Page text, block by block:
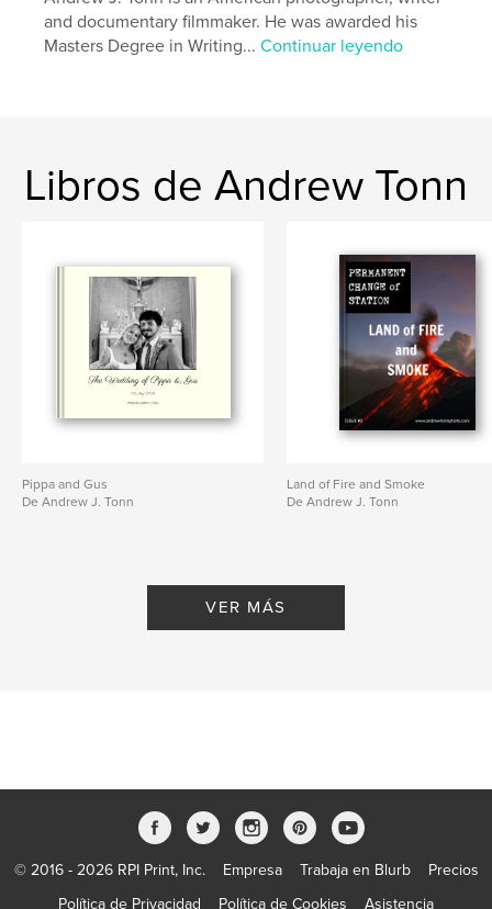
and documentary filmmaker. He was awarded his
Masters Degree in Writing...Continuar leyendo
Libros de Andrew Tonn
Pippa and Gus
De Andrew J. Tonn
Land of Fire and Smoke
De Andrew J. Tonn
VER MÁS
© 2016 - 2026 RPI Print, Inc. Empresa Trabaja en Blurb
Precios
Política de Privacidad
Política de Cookies Asistencia